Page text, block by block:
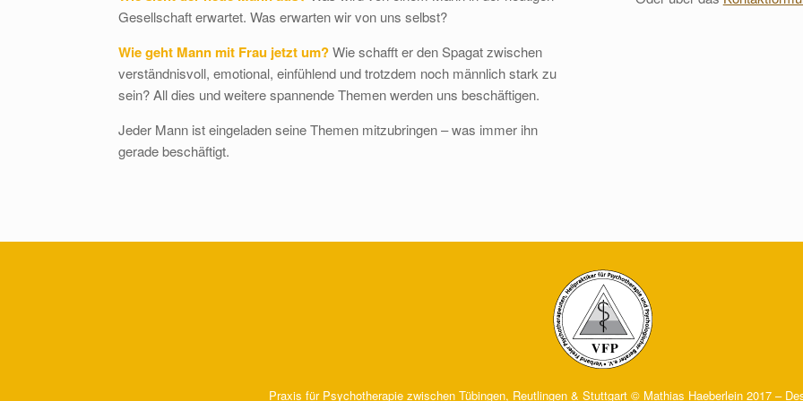
Gesellschaft erwartet. Was erwarten wir von uns selbst?
Wie geht Mann mit Frau jetzt um?Wie schafft er den Spagat zwischen
verständnisvoll, emotional, einfühlend und trotzdem noch männlich stark zu
sein? All dies und weitere spannende Themen werden uns beschäftigen.
Jeder Mann ist eingeladen seine Themen mitzubringen – was immer ihn
gerade beschäftigt.
Praxis für Psychotherapie zwischen Tübingen, Reutlingen & Stuttgart © Mathias Haeberlein 2017 –